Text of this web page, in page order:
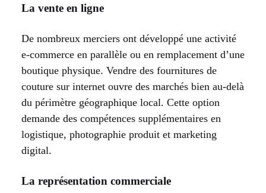
La vente en ligne
De nombreux merciers ont développé une activité
e-commerce en parallèle ou en remplacement d’une
boutique physique. Vendre des fournitures de
couture sur internet ouvre des marchés bien au-delà
du périmètre géographique local. Cette option
demande des compétences supplémentaires en
logistique, photographie produit et marketing
digital.
La représentation commerciale